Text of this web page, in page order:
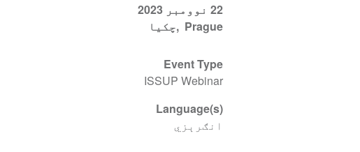
22 نوومبر 2023
Prague
چکیا
Event Type
ISSUP Webinar
Language(s)
انګرېزي